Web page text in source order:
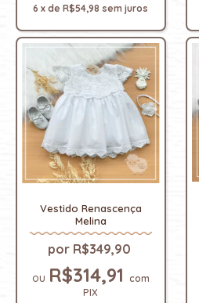
6 xdeR$54,98 sem juros
Vestido Renascença
Melina
R$349,90
R$314,91 com
PIX